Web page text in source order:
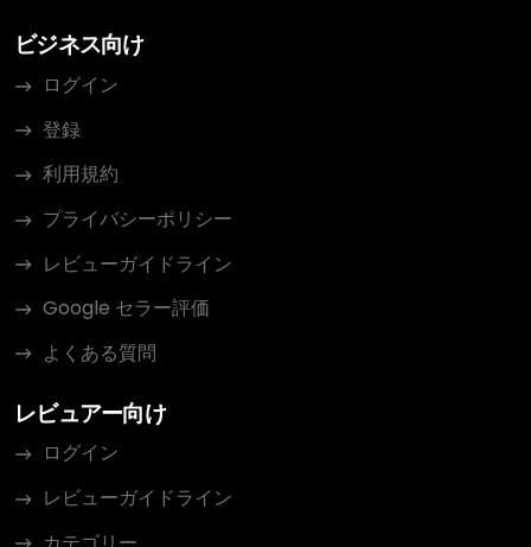
ビジネス向け
ログイン
登録
利用規約
プライバシーポリシー
レビューガイドライン
Google セラー評価
よくある質問
レビュアー向け
ログイン
レビューガイドライン